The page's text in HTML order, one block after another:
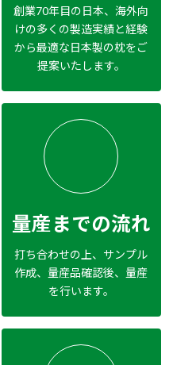
創業70年目の日本、海外向
けの多くの製造実績と経験
から最適な日本製の枕をご
提案いたします。
量産までの流れ
打ち合わせの上、サンプル
作成、量産品確認後、量産
を行います。